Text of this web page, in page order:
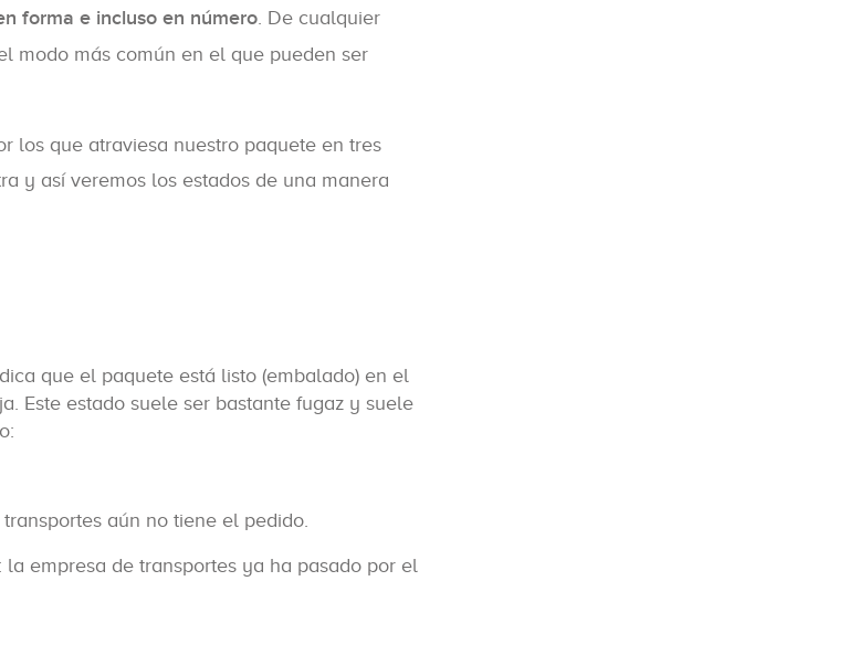
forma e incluso en número. De cualquier
modo más común en el que pueden ser
los que atraviesa nuestro paquete en tres
y así veremos los estados de una manera
que el paquete está listo (embalado) en el
Este estado suele ser bastante fugaz y suele
aún no tiene el pedido.
la empresa de transportes ya ha pasado por el